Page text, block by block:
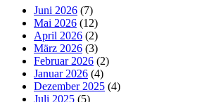
Juni 2026 (7)
Mai 2026 (12)
April 2026 (2)
März 2026 (3)
Februar 2026 (2)
Januar 2026 (4)
Dezember 2025 (4)
Juli 2025 (5)